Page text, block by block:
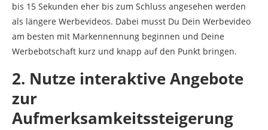
bis 15 Sekunden eher bis zum Schluss angesehen werden
als längere Werbevideos. Dabei musst Du Dein Werbevideo
am besten mit Markennennung beginnen und Deine
Werbebotschaft kurz und knapp auf den Punkt bringen.
2. Nutze interaktive Angebote
zur
Aufmerksamkeitssteigerung